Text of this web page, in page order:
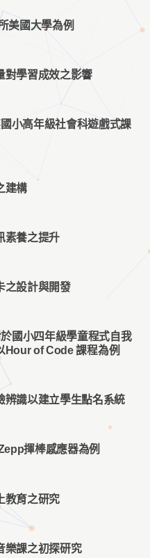
美國大學為例
對學習成效之影響
小高年級社會科遊戲式課
建構
素養之提升
之設計與開發
國小四年級學童程式自我
Hour of Code 課程為例
辨識以建立學生點名系統
揮棒感應器為例
教育之研究
樂課之初探研究